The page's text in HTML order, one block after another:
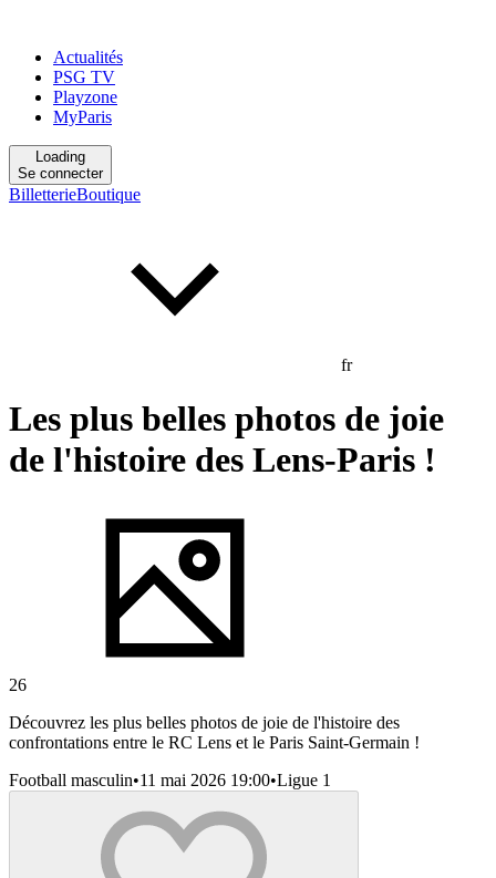
Actualités
PSG TV
Playzone
MyParis
Loading
Se connecter
BilletterieBoutique
fr
Les plus belles photos de joie
de l'histoire des Lens-Paris !
26
Découvrez les plus belles photos de joie de l'histoire des
confrontations entre le RC Lens et le Paris Saint-Germain !
Football masculin•11 mai 2026 19:00•Ligue 1